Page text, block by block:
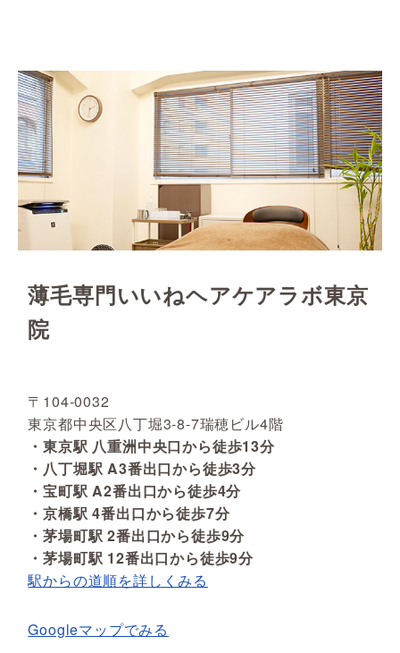
薄毛専門いいねヘアケアラボ東京
院
〒104-0032
東京都中央区八丁堀3-8-7瑞穂ビル4階
・東京駅 八重洲中央口から徒歩13分
・八丁堀駅 A3番出口から徒歩3分
・宝町駅 A2番出口から徒歩4分
・京橋駅 4番出口から徒歩7分
・茅場町駅 2番出口から徒歩9分
・茅場町駅 12番出口から徒歩9分
駅からの道順を詳しくみる
Googleマップでみる